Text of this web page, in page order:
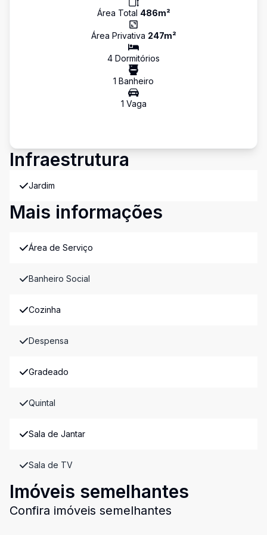
Área Total 486m²
Área Privativa 247m²
4 Dormitórios
1 Banheiro
1 Vaga
Infraestrutura
Jardim
Mais informações
Área de Serviço
Banheiro Social
Cozinha
Despensa
Gradeado
Quintal
Sala de Jantar
Sala de TV
Imóveis semelhantes
Confira imóveis semelhantes